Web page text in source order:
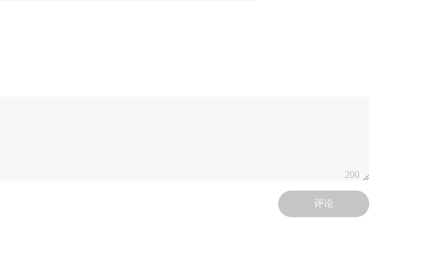
200
评论